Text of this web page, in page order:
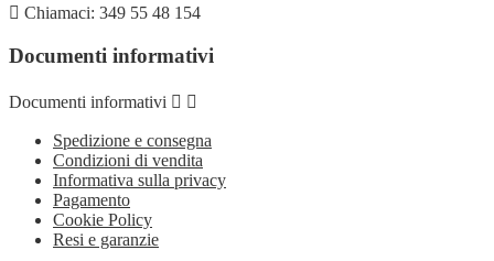
 Chiamaci: 349 55 48 154
Documenti informativi
Documenti informativi  
Spedizione e consegna
Condizioni di vendita
Informativa sulla privacy
Pagamento
Cookie Policy
Resi e garanzie